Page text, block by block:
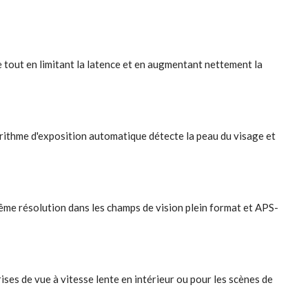
tout en limitant la latence et en augmentant nettement la
d'exposition automatique détecte la peau du visage et
résolution dans les champs de vision plein format et APS-
de vue à vitesse lente en intérieur ou pour les scènes de